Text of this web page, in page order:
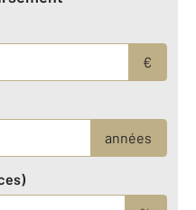
€
années